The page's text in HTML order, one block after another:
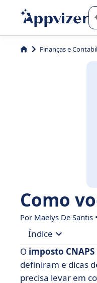
Finanças e
Como
Por Maëlys De Santis
Índice
• Atualização
• O que é o
O imposto CNAPS
definiram e dicas
precisa levar em